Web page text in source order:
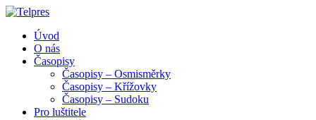
Úvod
O nás
Časopisy
Časopisy – Osmisměrky
Časopisy – Křížovky
Časopisy – Sudoku
Pro luštitele